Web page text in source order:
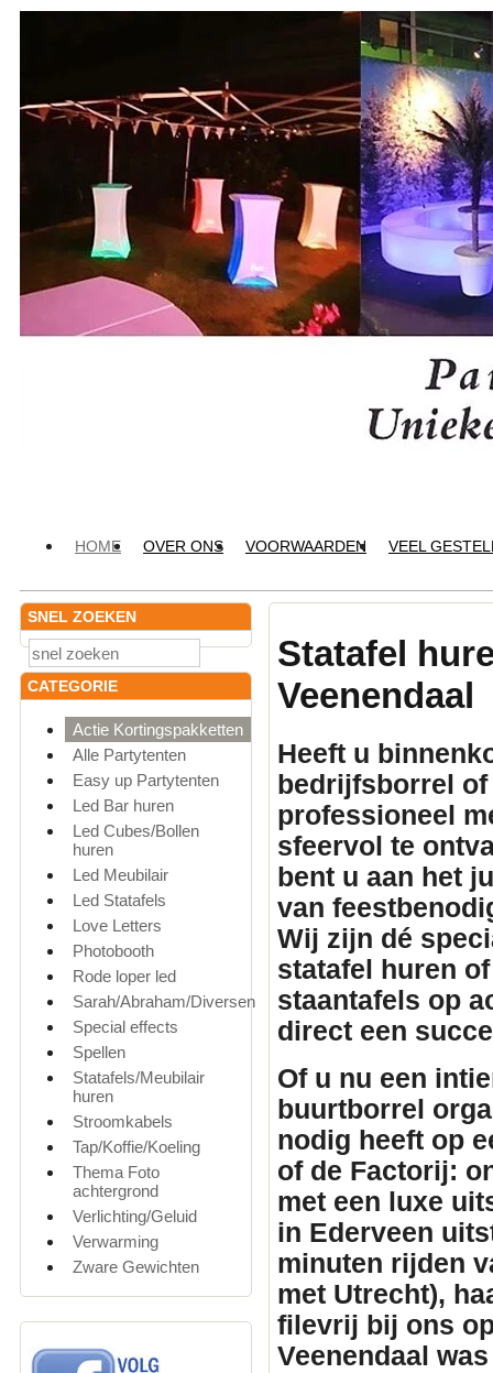
HOME OVER ONS VOORWAARDEN VEEL
SNEL ZOEKEN
CATEGORIE
Actie Kortingspakketten
Alle Partytenten
Easy up Partytenten
Led Bar huren
Led Cubes/Bollen
huren
Led Meubilair
Led Statafels
Love Letters
Photobooth
Rode loper led
Sarah/Abraham/Diversen
Special effects
Spellen
Statafels/Meubilair
huren
Stroomkabels
Tap/Koffie/Koeling
Thema Foto
achtergrond
Verlichting/Geluid
Verwarming
Zware Gewichten
Statafel
Veenendaal
Heeft u
bedrijfsborrel
professioneel
sfeervol te
bent u aan het
van
Wij zijn dé
statafel huren
staantafels op
direct een
Of u nu een
buurtborrel
nodig heeft op
of de Factorij:
met een luxe
in Ederveen
minuten rijden
met Utrecht),
filevrij bij ons
Veenendaal